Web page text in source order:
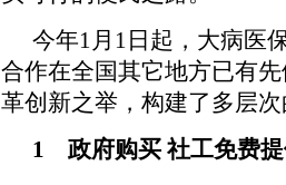
今年1月1日起，大病医
合作在全国其它地方已有
革创新之举，构建了多层
1 政府购买 社工免费